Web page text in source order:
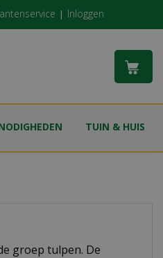
Inloggen
TUIN & HUIS
groep tulpen. De